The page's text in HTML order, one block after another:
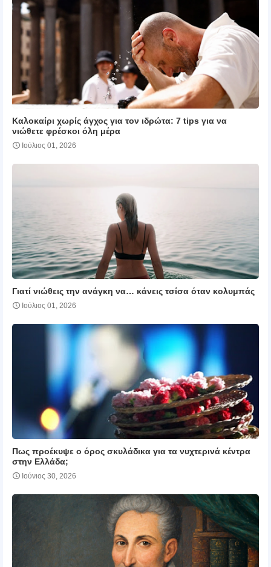
Καλοκαίρι χωρίς άγχος για τον ιδρώτα: 7 tips για να
νιώθετε φρέσκοι όλη μέρα
Ιούλιος 01, 2026
Γιατί νιώθεις την ανάγκη να… κάνεις τσίσα όταν κολυμπάς
Ιούλιος 01, 2026
Πως προέκυψε ο όρος σκυλάδικα για τα νυχτερινά κέντρα
στην Ελλάδα;
Ιούνιος 30, 2026